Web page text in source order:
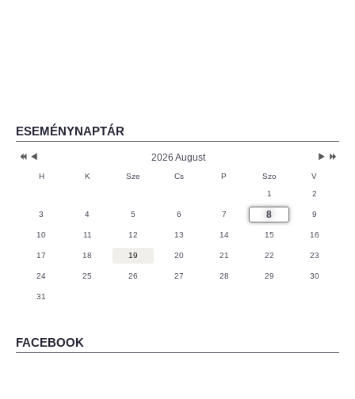
ESEMÉNYNAPTÁR
2026 August
H K Sze Cs P Szo
V
1
2
3 4 5 6 7 8 9
10 11 12 13 14 15 16
17 18 19 20 21 22 23
24 25 26 27 28 29 30
31
FACEBOOK